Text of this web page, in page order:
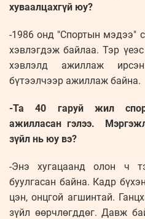
хуваалцахгүй юу?
-1986 онд "Спортын мэдээ"
хэвлэгдэж байлаа. Тэр
хэвлэлд ажиллаж
бүтээлчээр ажиллаж байна.
-Та 40 гаруй жил
ажилласан гэлээ.
зүйл нь юу вэ?
-Энэ хугацаанд олон ч
буулгасан байна. Кадр
цэн, онцгой агшинтай.
зүйл өөрчлөгддөг. Давж